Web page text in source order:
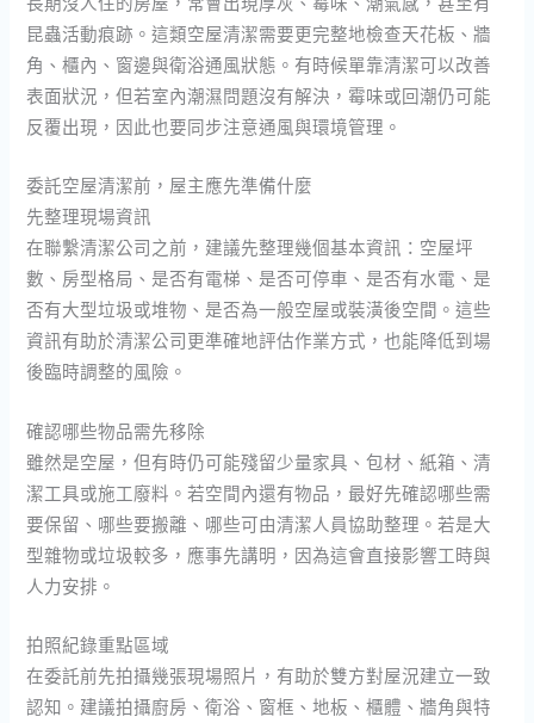
昆蟲活動痕跡。這類空屋清潔需要更完整地檢查天花板、牆
角、櫃內、窗邊與衛浴通風狀態。有時候單靠清潔可以改善
表面狀況，但若室內潮濕問題沒有解決，霉味或回潮仍可能
反覆出現，因此也要同步注意通風與環境管理。
委託空屋清潔前，屋主應先準備什麼
先整理現場資訊
在聯繫清潔公司之前，建議先整理幾個基本資訊：空屋坪
數、房型格局、是否有電梯、是否可停車、是否有水電、是
否有大型垃圾或堆物、是否為一般空屋或裝潢後空間。這些
資訊有助於清潔公司更準確地評估作業方式，也能降低到場
後臨時調整的風險。
確認哪些物品需先移除
雖然是空屋，但有時仍可能殘留少量家具、包材、紙箱、清
潔工具或施工廢料。若空間內還有物品，最好先確認哪些需
要保留、哪些要搬離、哪些可由清潔人員協助整理。若是大
型雜物或垃圾較多，應事先講明，因為這會直接影響工時與
人力安排。
拍照紀錄重點區域
在委託前先拍攝幾張現場照片，有助於雙方對屋況建立一致
認知。建議拍攝廚房、衛浴、窗框、地板、櫃體、牆角與特